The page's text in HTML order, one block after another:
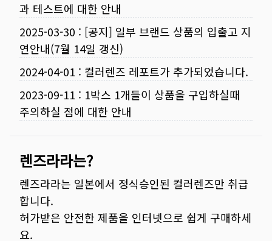
과 테스트에 대한 안내
2025-03-30 : [공지] 일부 브랜드 상품의 입출고 지
연안내(7월 14일 갱신)
2024-04-01 : 컬러렌즈 레포트가 추가되었습니다.
2023-09-11 : 1박스 1개들이 상품을 구입하실때
주의하실 점에 대한 안내
렌즈라라는?
렌즈라라는 일본에서 정식승인된 컬러렌즈만 취급
합니다.
허가받은 안전한 제품을 인터넷으로 쉽게 구매하세
요.